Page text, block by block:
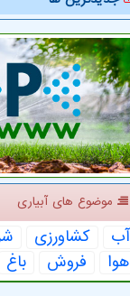
موضوع های آبیاری
آب كشاورزی
هوا
فروش باغ